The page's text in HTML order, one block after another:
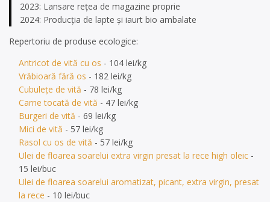
2023: Lansare rețea de magazine proprie
2024: Producţia de lapte şi iaurt bio ambalate
Repertoriu de produse ecologice:
Antricot de vită cu os - 104 lei/kg
Vrăbioară fără os - 182 lei/kg
Cubulețe de vită - 78 lei/kg
Carne tocată de vită - 47 lei/kg
Burgeri de vită - 69 lei/kg
Mici de vită - 57 lei/kg
Rasol cu os de vită - 57 lei/kg
Ulei de floarea soarelui extra virgin presat la rece high oleic -
15 lei/buc
Ulei de floarea soarelui aromatizat, picant, extra virgin, presat
la rece - 10 lei/buc